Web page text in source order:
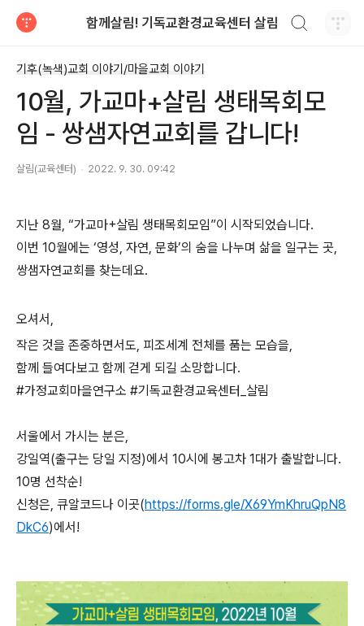
함께살림! 기독교환경교육센터 살림
기후(녹색)교회 이야기/마을교회 이야기
10월, 가교마+살림 생태목회모
임 - 쌍샘자연교회를 갑니다!
살림(교육센터) 2022. 9. 30. 09:42
지난 8월, “가교마+살림 생태목회모임”이 시작되었습니다.
이번 10월에는 ‘영성, 자연, 문화’의 숨을 나누며 삶을 일구는 곳,
쌍샘자연교회를 찾는데요.
오셔서,
작은 것을 존중하면서도, 피조세계 전체를 품는 모습을,
함께 들여다보고 함께 걷게 되길 소망합니다.
#가정교회마을연구소 #기독교환경교육센터_살림
서울에서 가시는 분은,
강일역(출구는 당일 지정)에서 10시에 봉고차 1대가 출발합니다.
10명 선착순!
신청은, 큐알코드나 이곳(https://forms.gle/X69YmKhruQpN8
DkC6)에서!